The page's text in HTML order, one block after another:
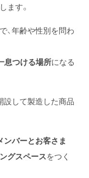
します。
、年齢や性別を問わ
息つける場所になる
設して製造した商品
ンバーとお客さま
グスペースをつく